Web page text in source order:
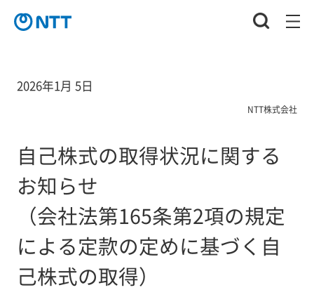
2026年1月 5日
NTT株式会社
自己株式の取得状況に関する
お知らせ
（会社法第165条第2項の規定
による定款の定めに基づく自
己株式の取得）